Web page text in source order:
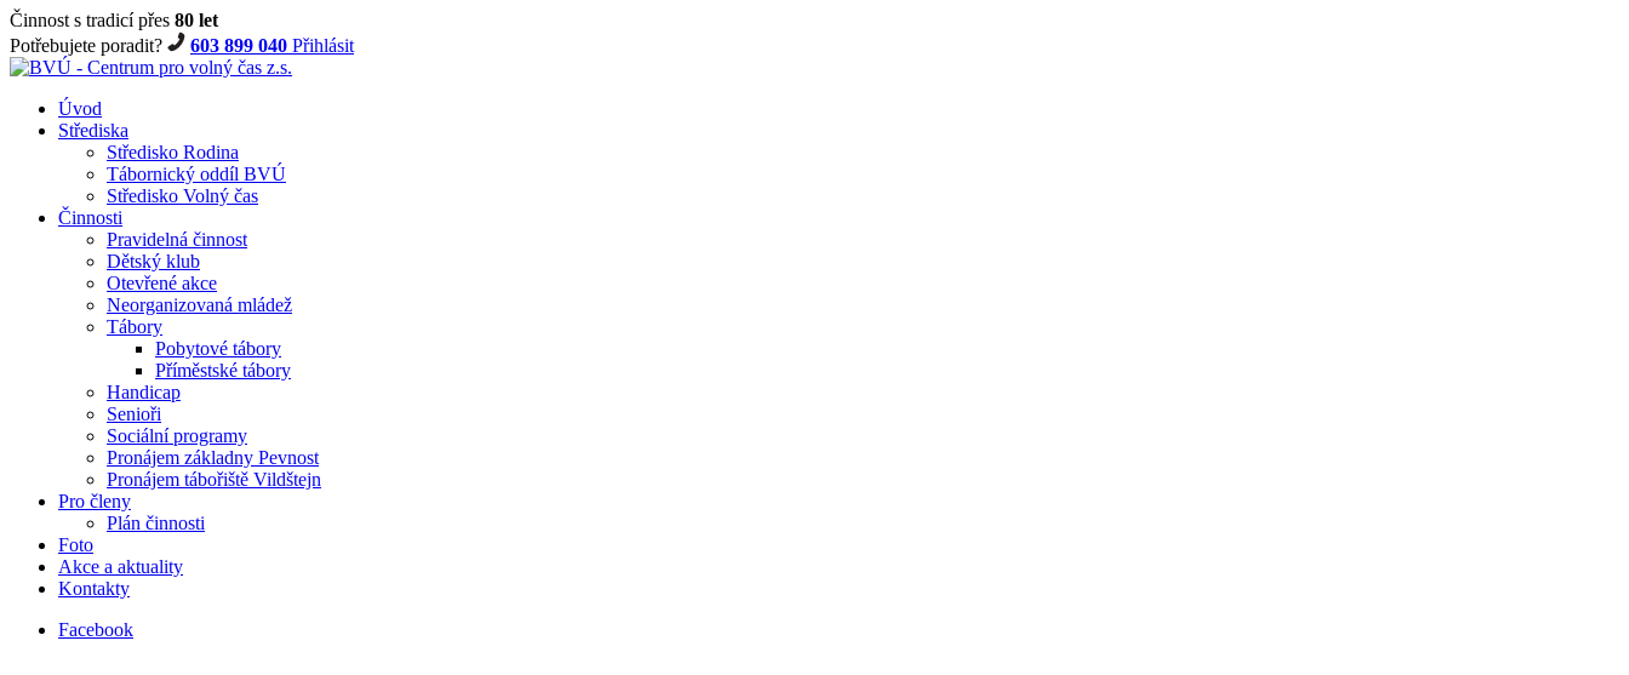
Činnost s tradicí přes 80 let
Potřebujete poradit?
603 899 040 Přihlásit
Úvod
Střediska
Středisko Rodina
Tábornický oddíl BVÚ
Středisko Volný čas
Činnosti
Pravidelná činnost
Dětský klub
Otevřené akce
Neorganizovaná mládež
Tábory
Pobytové tábory
Příměstské tábory
Handicap
Senioři
Sociální programy
Pronájem základny Pevnost
Pronájem tábořiště Vildštejn
Pro členy
Plán činnosti
Foto
Akce a aktuality
Kontakty
Facebook